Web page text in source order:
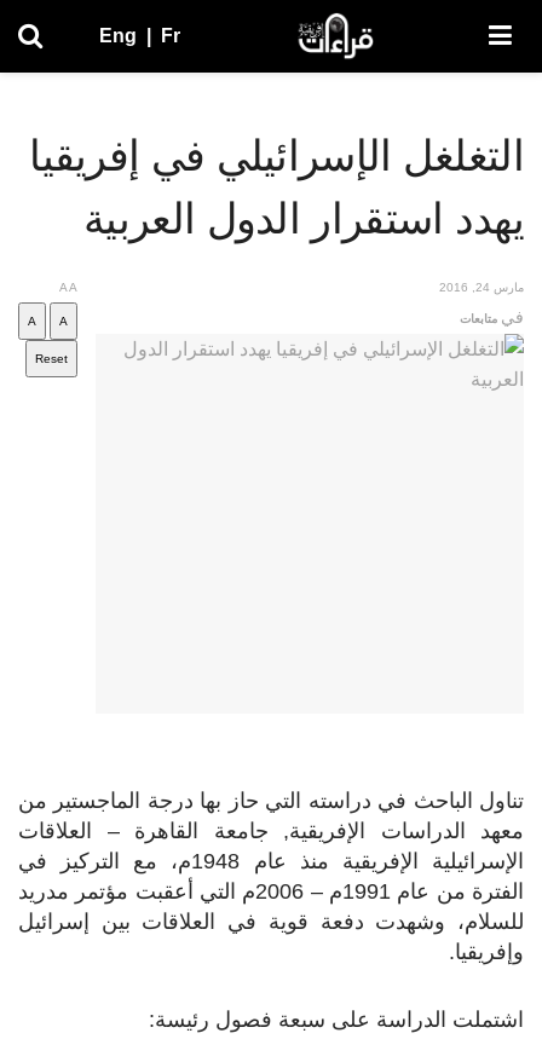
Eng Fr
التغلغل الإسرائيلي في إفريقيا
يهدد استقرار الدول العربية
مارس 24, 2016
في متابعات
AA
A
A
Reset
تناول الباحث في دراسته التي حاز بها درجة الماجستير من
معهد الدراسات الإفريقية, جامعة القاهرة – العلاقات
الإسرائيلية الإفريقية منذ عام 1948م، مع التركيز في
الفترة من عام 1991م – 2006م التي أعقبت مؤتمر مدريد
للسلام، وشهدت دفعة قوية في العلاقات بين إسرائيل
وإفريقيا.
اشتملت الدراسة على سبعة فصول رئيسة: